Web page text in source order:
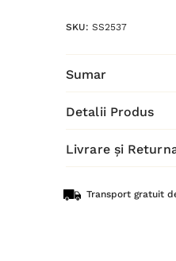
SKU: SS2537
Sumar
Detalii Produs
Livrare și
Transport gratuit